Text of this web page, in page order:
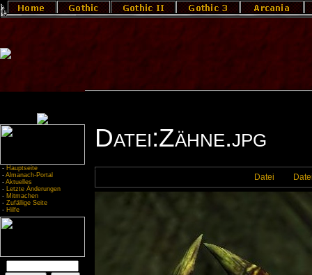
- Hauptseite
- Almanach-Portal
- Aktuelles
- Letzte Änderungen
- Mitmachen
- Zufällige Seite
- Hilfe
Datei:Zähne.jpg
Datei